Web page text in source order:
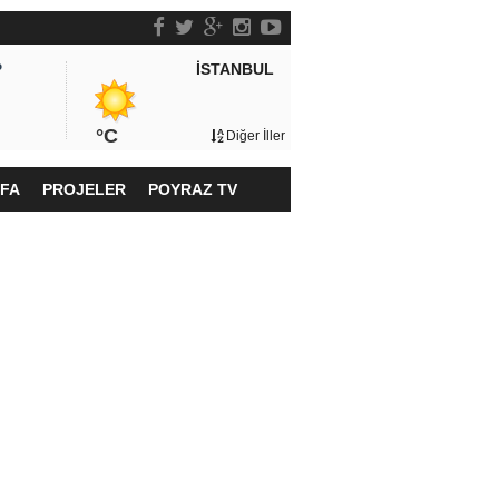
İSTANBUL
°C Diğer İller
PROJELER POYRAZ TV